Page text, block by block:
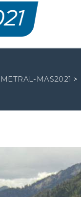
METRAL-MAS2021 >